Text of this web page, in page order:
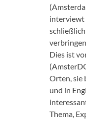
interviewt
Dies ist
Orten, sie
und in
Thema,